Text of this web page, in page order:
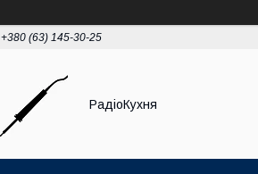
+380 (63) 145-30-25
РадіоКухня